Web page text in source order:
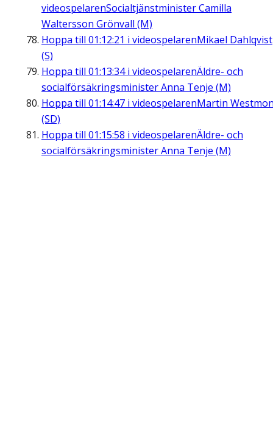
videospelarenSocialtjänstminister Camilla
Waltersson Grönvall (M)
Hoppa till 01:12:21 i videospelarenMikael Dahlqvist
(S)
Hoppa till 01:13:34i videospelarenÄldre- och
socialförsäkringsminister Anna Tenje (M)
Hoppa till 01:14:47 i videospelarenMartin
(SD)
Hoppa till 01:15:58 i videospelarenÄldre- och
socialförsäkringsminister Anna Tenje (M)